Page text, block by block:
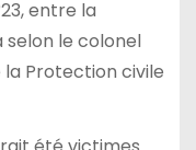
entre la
le colonel
Protection civile